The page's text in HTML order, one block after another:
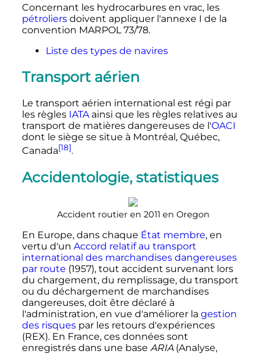
Concernant les hydrocarbures en vrac, les
pétroliersdoivent appliquer l'annexe I de la
convention MARPOL 73/78.
Liste des types de navires
Transport aérien
Le transport aérien international est régi par
les règles IATAainsi que les règles relatives au
transport de matières dangereuses de l'OACI
dont le siège se situe à Montréal, Québec,
Canada[18].
Accidentologie, statistiques
Accident routier en 2011 en Oregon
En Europe, dans chaque État membre, en
vertu d'un Accord relatif au transport
international des marchandises dangereuses
par route (1957), tout accident survenant lors
du chargement, du remplissage, du transport
ou du déchargement de marchandises
dangereuses, doit être déclaré à
l'administration, en vue d'améliorer la gestion
des risquespar les retours d'expériences
(REX). En France, ces données sont
enregistrés dans une base ARIA(Analyse,